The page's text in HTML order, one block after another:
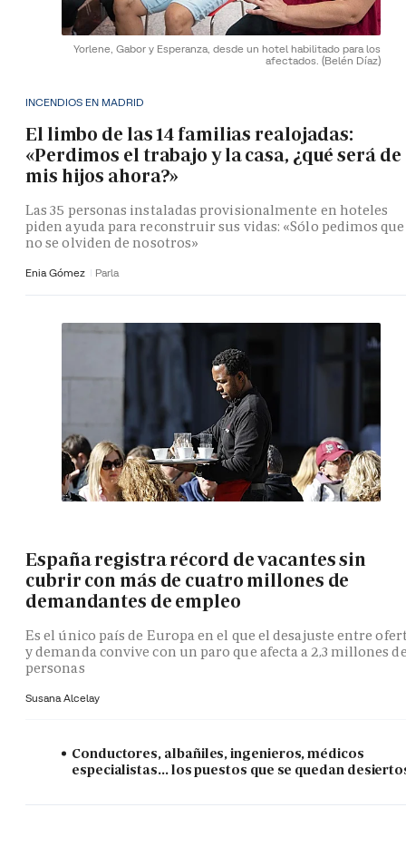
Yorlene, Gabor y Esperanza, desde un hotel habilitado para los
afectados. (Belén Díaz)
INCENDIOS EN MADRID
El limbo de las 14 familias realojadas:
«Perdimos el trabajo y la casa, ¿qué será de
mis hijos ahora?»
Las 35 personas instaladas provisionalmente en hoteles
piden ayuda para reconstruir sus vidas: «Sólo pedimos que
no se olviden de nosotros»
Enia Gómez Parla
España registra récord de vacantes sin
cubrir con más de cuatro millones de
demandantes de empleo
Es el único país de Europa en el que el desajuste entre
y demanda convive con un paro que afecta a 2,3 millones
personas
Susana Alcelay
Conductores, albañiles, ingenieros, médicos
especialistas... los puestos que se quedan